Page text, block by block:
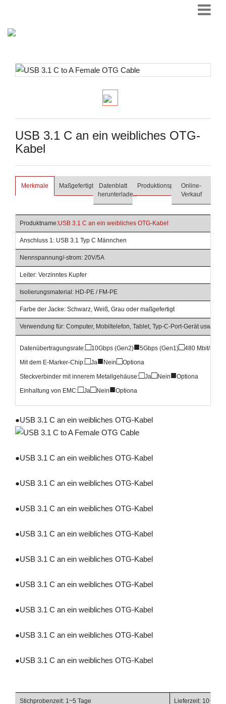
USB 3.1 C an ein weibliches OTG-
Kabel
Merkmale Maßgefertigt
Datenblatt
herunterladen
ProduktionsprozessOnline-
Verkauf
Produktname:USB 3.1 C an ein weibliches OTG-Kabel
Anschluss 1: USB 3.1 Typ C Männchen
Nennspannung/-strom: 20V/5A
Leiter: Verzinntes Kupfer
Isolierungsmaterial: HD-PE / FM-PE
Farbe der Jacke: Schwarz, Weiß, Grau oder maßgefertigt
Verwendung für: Computer, Mobiltelefon, Tablet, Typ-C-Port-Gerät usw.
Datenübertragungsrate:□10Gbps (Gen2)■5Gbps (Gen1)□480 Mbit/s
Mit dem E-Marker-Chip:□Ja■Nein□Optiona
Steckverbinder mit innerem Metallgehäuse:□Ja□Nein■Optiona
Einhaltung von EMC:□Ja□Nein■Optiona
●USB 3.1 C an ein weibliches OTG-Kabel
●USB 3.1 C an ein weibliches OTG-Kabel
●USB 3.1 C an ein weibliches OTG-Kabel
●USB 3.1 C an ein weibliches OTG-Kabel
●USB 3.1 C an ein weibliches OTG-Kabel
●USB 3.1 C an ein weibliches OTG-Kabel
●USB 3.1 C an ein weibliches OTG-Kabel
●USB 3.1 C an ein weibliches OTG-Kabel
●USB 3.1 C an ein weibliches OTG-Kabel
●USB 3.1 C an ein weibliches OTG-Kabel
Stichprobenzeit: 1~5 Tage Lieferzeit: 10~20